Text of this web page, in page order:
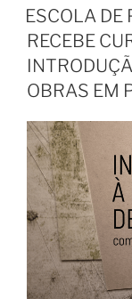
EM
ESCOLA DE
RECEBE
OBRAS EM